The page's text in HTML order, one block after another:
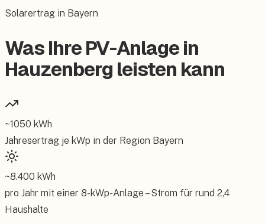
Solarertrag in Bayern
Was Ihre PV-Anlage in
Hauzenberg leisten kann
~1050 kWh
Jahresertrag je kWp in der Region Bayern
~8.400 kWh
pro Jahr mit einer 8-kWp-Anlage – Strom für rund 2,4
Haushalte